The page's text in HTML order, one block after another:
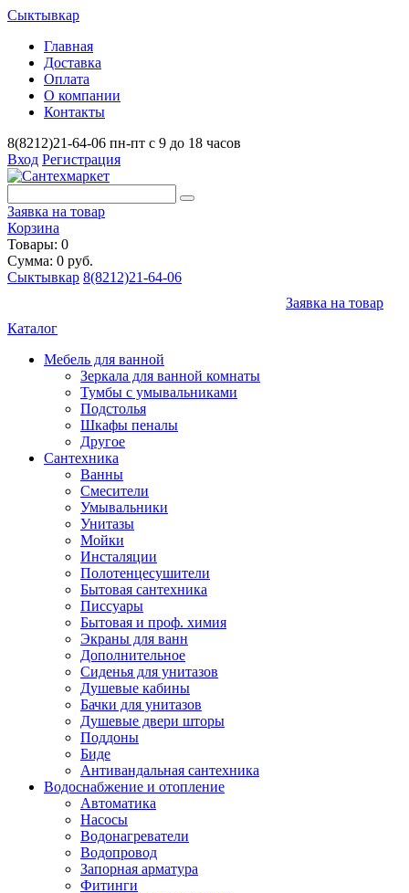
Сыктывкар
Главная
Доставка
Оплата
О компании
Контакты
8(8212)21-64-06 пн-пт с 9 до 18 часов
Вход Регистрация
Заявка на товар
Корзина
Товары: 0
Сумма: 0 руб.
Сыктывкар 8(8212)21-64-06
Заявка на товар
Каталог
Мебель для ванной
Зеркала для ванной комнаты
Тумбы с умывальниками
Подстолья
Шкафы пеналы
Другое
Сантехника
Ванны
Смесители
Умывальники
Унитазы
Мойки
Инсталяции
Полотенцесушители
Бытовая сантехника
Писсуары
Бытовая и проф. химия
Экраны для ванн
Дополнительное
Сиденья для унитазов
Душевые кабины
Бачки для унитазов
Душевые двери шторы
Поддоны
Биде
Антивандальная сантехника
Водоснабжение и отопление
Автоматика
Насосы
Водонагреватели
Водопровод
Запорная арматура
Фитинги